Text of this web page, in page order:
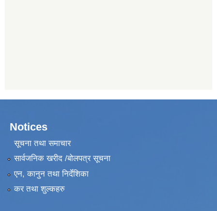
Notices
सूचना तथा समाचार
सार्वजनिक खरीद /बोलपत्र सूचना
एन, कानुन तथा निर्देशिका
कर तथा शुल्कहरु